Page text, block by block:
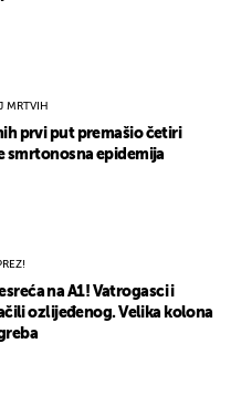
MRTVIH
prvi put premašio četiri
smrtonosna epidemija
na A1! Vatrogasci i
ozlijeđenog. Velika kolona